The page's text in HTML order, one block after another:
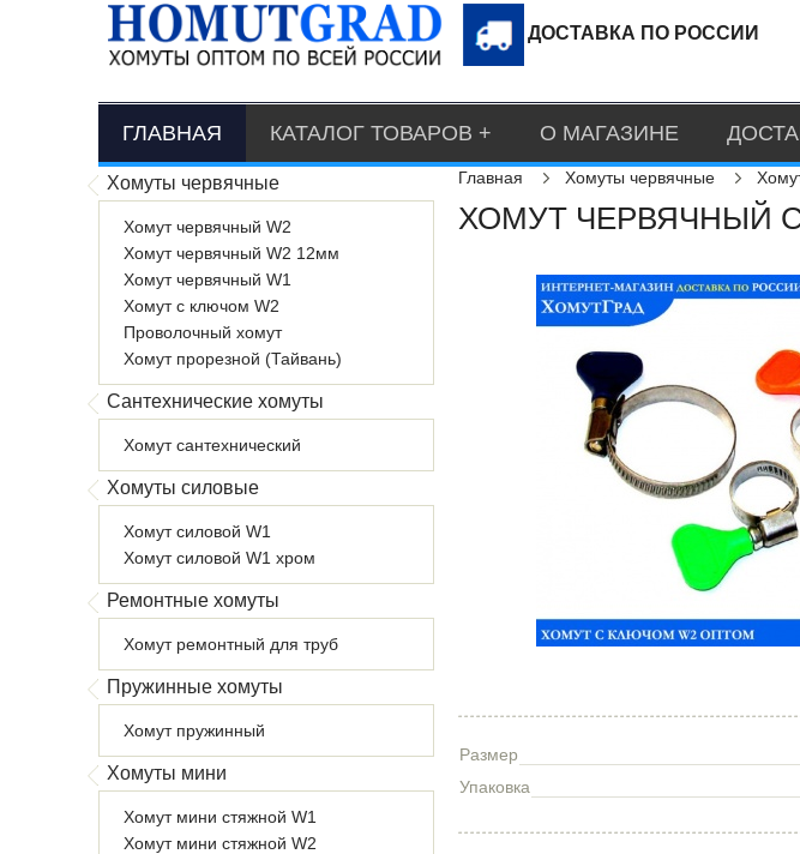
ДОСТАВКА ПО РОССИИ
ГЛАВНАЯ КАТАЛОГ ТОВАРОВ О МАГАЗИНЕ
Хомуты червячные
Хомут червячный W2
Хомут червячный W2 12мм
Хомут червячный W1
Хомут с ключом W2
Проволочный хомут
Хомут прорезной (Тайвань)
Сантехнические хомуты
Хомут сантехнический
Хомуты силовые
Хомут силовой W1
Хомут силовой W1 хром
Ремонтные хомуты
Хомут ремонтный для труб
Пружинные хомуты
Хомут пружинный
Хомуты мини
Хомут мини стяжной W1
Хомут мини стяжной W2
Главная Хомуты червячные
ХОМУТ ЧЕРВЯЧНЫЙ
Размер
Упаковка